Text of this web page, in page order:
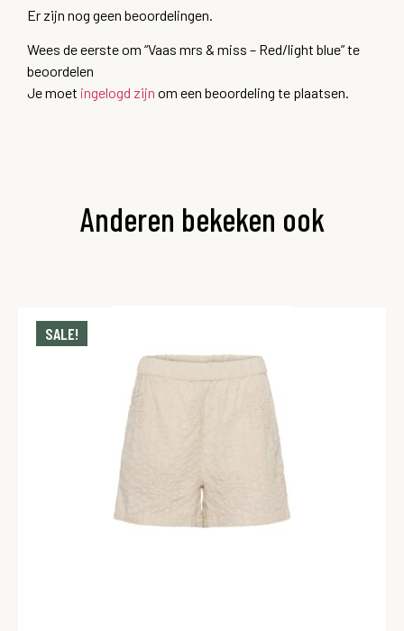
Er zijn nog geen beoordelingen.
Wees de eerste om “Vaas mrs & miss – Red/light blue” te
beoordelen
Je moet ingelogd zijn om een beoordeling te plaatsen.
Anderen bekeken ook
SALE!